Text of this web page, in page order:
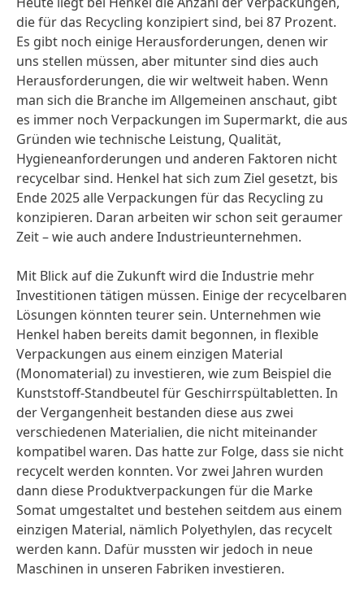
die für das Recycling konzipiert sind, bei 87 Prozent.
Es gibt noch einige Herausforderungen, denen wir
uns stellen müssen, aber mitunter sind dies auch
Herausforderungen, die wir weltweit haben. Wenn
man sich die Branche im Allgemeinen anschaut, gibt
es immer noch Verpackungen im Supermarkt, die aus
Gründen wie technische Leistung, Qualität,
Hygieneanforderungen und anderen Faktoren nicht
recycelbar sind. Henkel hat sich zum Ziel gesetzt, bis
Ende 2025 alle Verpackungen für das Recycling zu
konzipieren. Daran arbeiten wir schon seit geraumer
Zeit – wie auch andere Industrieunternehmen.
Mit Blick auf die Zukunft wird die Industrie mehr
Investitionen tätigen müssen. Einige der recycelbaren
Lösungen könnten teurer sein. Unternehmen wie
Henkel haben bereits damit begonnen, in flexible
Verpackungen aus einem einzigen Material
(Monomaterial) zu investieren, wie zum Beispiel die
Kunststoff-Standbeutel für Geschirrspültabletten. In
der Vergangenheit bestanden diese aus zwei
verschiedenen Materialien, die nicht miteinander
kompatibel waren. Das hatte zur Folge, dass sie nicht
recycelt werden konnten. Vor zwei Jahren wurden
dann diese Produktverpackungen für die Marke
Somat umgestaltet und bestehen seitdem aus einem
einzigen Material, nämlich Polyethylen, das recycelt
werden kann. Dafür mussten wir jedoch in neue
Maschinen in unseren Fabriken investieren.